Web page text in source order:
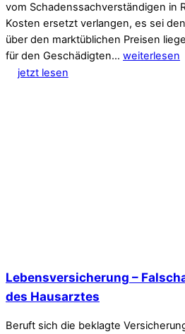
vom Schadenssachverständigen in
Kosten ersetzt verlangen, es sei
über den marktüblichen Preisen
für den Geschädigten… weiterlesen
jetzt lesen
Lebensversicherung –
des Hausarztes
Beruft sich die beklagte